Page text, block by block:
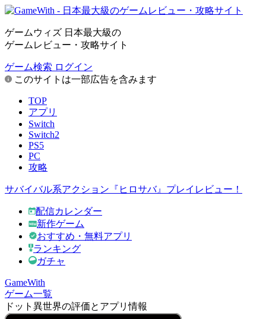
ゲームウィズ 日本最大級の
ゲームレビュー・攻略サイト
ゲーム検索 ログイン
このサイトは一部広告を含みます
TOP
アプリ
Switch
Switch2
PS5
PC
攻略
サバイバル系アクション『ヒロサバ』プレイレビュー！
配信カレンダー
新作ゲーム
おすすめ・無料アプリ
ランキング
ガチャ
GameWith
ゲーム一覧
ドット異世界の評価とアプリ情報